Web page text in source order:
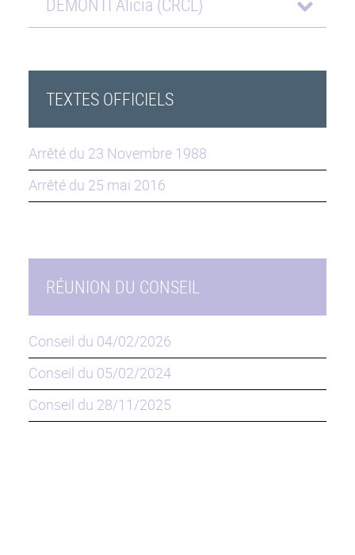
TEXTES OFFICIELS
Arrêté du 23 Novembre 1988
Arrêté du 25 mai 2016
RÉUNION DU CONSEIL
Conseil du 04/02/2026
Conseil du 05/02/2024
Conseil du 28/11/2025